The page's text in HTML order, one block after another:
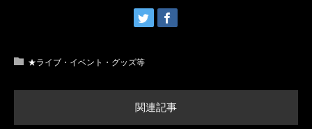
★ライブ・イベント・グッズ等
関連記事